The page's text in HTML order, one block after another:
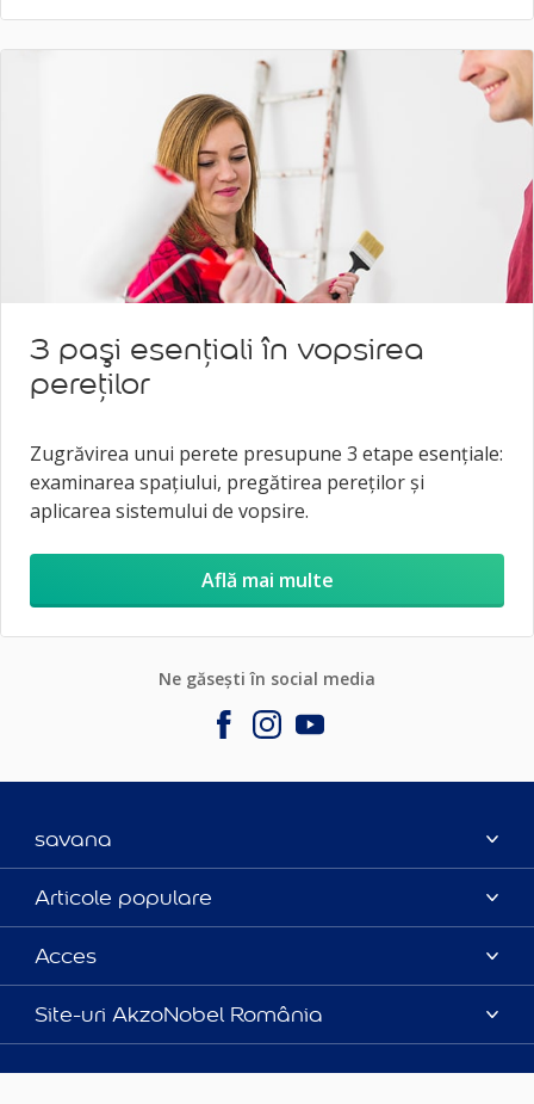
3 paşi esenţiali în vopsirea
pereților
Zugrăvirea unui perete presupune 3 etape esenţiale:
examinarea spațiului, pregătirea pereţilor şi
aplicarea sistemului de vopsire.
Află mai multe
Ne găsești în social media
savana
Contact
Parteneri
Certificări
Articole populare
Culoarea anului 2025
Produse
Sfaturi utile
Acces
Politica de cookies
Termeni și condiții
Termeni de utilizare
Site-uri AkzoNobel România